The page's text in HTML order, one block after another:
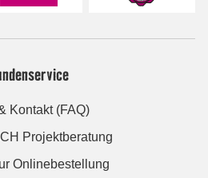
Kontakt (FAQ)
Projektberatung
Onlinebestellung